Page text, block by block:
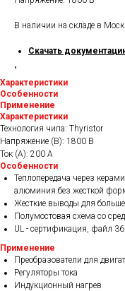
В наличии на складе в
Скачать
"
Характеристики
Особенности
Применение
Характеристики
Технология чипа: Thyristor
Напряжение (В): 1800 В
Ток (А): 200 А
Особенности
Теплопередача через
алюминия без жесткой
Жесткие выводы для
Полумостовая схема со
UL - сертификация, файл
Применение
Преобразователи для
Регуляторы тока
Индукционный нагрев